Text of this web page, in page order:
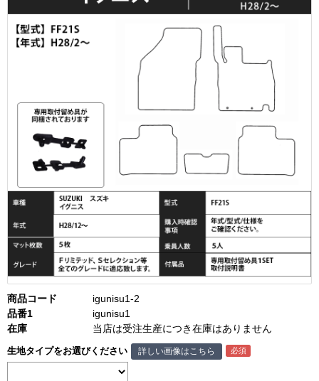
商品コード
igunisu1-2
品番1
igunisu1
在庫
当店は受注生産につき在庫はありません
生地タイプをお選びください 詳しい画像はこちら